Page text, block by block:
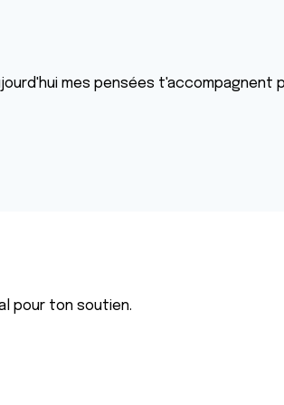
mes pensées t'accompagnent
pour ton soutien.